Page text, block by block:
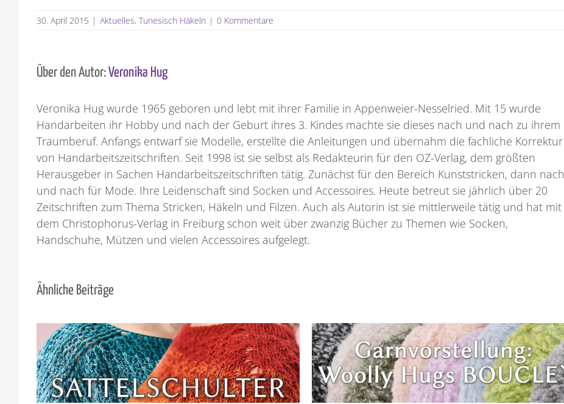
30. April 2015 | Aktuelles,Tunesisch Häkeln | 0 Kommentare
Über den Autor:Veronika Hug
Veronika Hug wurde 1965 geboren und lebt mit ihrer Familie in Appenweier-Nesselried. Mit 15 wurde
Handarbeiten ihr Hobby und nach der Geburt ihres 3. Kindes machte sie dieses nach und nach zu ihrem
Traumberuf. Anfangs entwarf sie Modelle, erstellte die Anleitungen und übernahm die fachliche Korrektur
von Handarbeitszeitschriften. Seit 1998 ist sie selbst als Redakteurin für den OZ-Verlag, dem größten
Herausgeber in Sachen Handarbeitszeitschriften tätig. Zunächst für den Bereich Kunststricken, dann nach
und nach für Mode. Ihre Leidenschaft sind Socken und Accessoires. Heute betreut sie jährlich über 20
Zeitschriften zum Thema Stricken, Häkeln und Filzen. Auch als Autorin ist sie mittlerweile tätig und hat mit
dem Christophorus-Verlag in Freiburg schon weit über zwanzig Bücher zu Themen wie Socken,
Handschuhe, Mützen und vielen Accessoires aufgelegt.
Ähnliche Beiträge